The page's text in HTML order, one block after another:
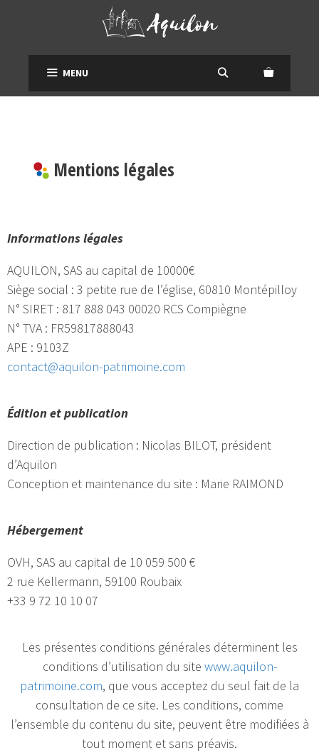
MENU
Mentions légales
Informations légales
AQUILON, SAS au capital de 10000€
Siège social : 3 petite rue de l’église, 60810 Montépilloy
N° SIRET : 817 888 043 00020 RCS Compiègne
N° TVA : FR59817888043
APE : 9103Z
contact@aquilon-patrimoine.com
Édition et publication
Direction de publication : Nicolas BILOT, président
d’Aquilon
Conception et maintenance du site : Marie RAIMOND
Hébergement
OVH, SAS au capital de 10 059 500 €
2 rue Kellermann, 59100 Roubaix
+33 9 72 10 10 07
Les présentes conditions générales déterminent les
conditions d’utilisation du site www.aquilon-
patrimoine.com, que vous acceptez du seul fait de la
consultation de ce site. Les conditions, comme
l’ensemble du contenu du site, peuvent être modifiées à
tout moment et sans préavis.